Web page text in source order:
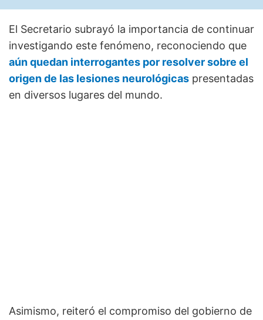
El Secretario subrayó la importancia de continuar
investigando este fenómeno, reconociendo que
aún quedan interrogantes por resolver sobre el
origen de las lesiones neurológicas presentadas
en diversos lugares del mundo.
Asimismo, reiteró el compromiso del gobierno de